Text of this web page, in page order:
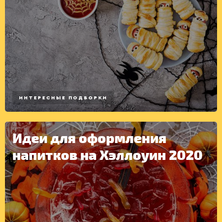
ДЕСЕРТЫ
ИНТЕРЕСНЫЕ ПОДБОРКИ
Идеи для оформления
напитков на Хэллоуин 2020